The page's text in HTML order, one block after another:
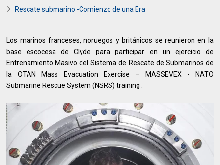
Rescate submarino -Comienzo de una Era
Los marinos franceses, noruegos y británicos se reunieron en la
base escocesa de Clyde para participar en un ejercicio de
Entrenamiento Masivo del Sistema de Rescate de Submarinos de
la OTAN Mass Evacuation Exercise – MASSEVEX - NATO
Submarine Rescue System (NSRS) training .